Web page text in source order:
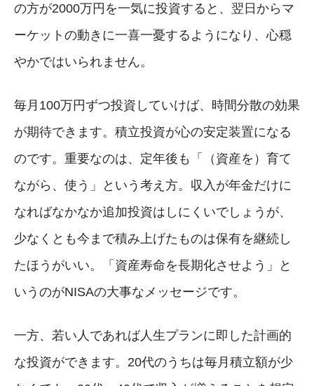
の方が2000万円を一気に投資すると、翌日からマ
ーケットの動きに一喜一憂するようになり、心穏
やかではいられません。
毎月100万円ずつ投資していけば、時間分散の効果
が期待できます。積立投資が心の安定装置になる
のです。重要なのは、定年後も「（資産を）育て
ながら、使う」という考え方。収入が年金だけに
なればなかなか追加投資はしにくいでしょうが、
少なくとも今まで積み上げたものは保有を継続し
たほうがいい。「資産寿命を長期化させよう」と
いうのがNISAの大事なメッセージです。
一方、若い人であれば人生プランに即した計画的
な投資ができます。20代のうちは毎月積立額が少